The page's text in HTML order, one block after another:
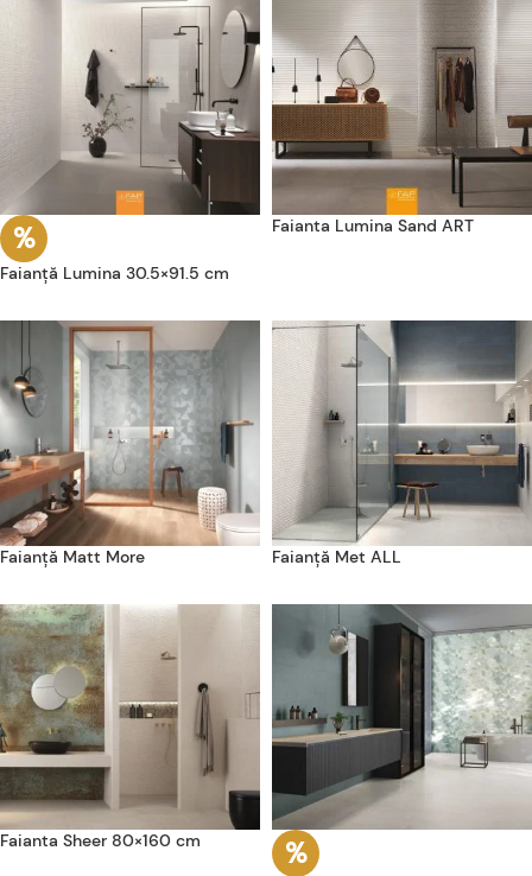
Faianță Lumina 30.5×91.5 cm
Faianta Lumina Sand ART
Faianță Matt More Faianță Met ALL
Faianta Sheer 80×160 cm